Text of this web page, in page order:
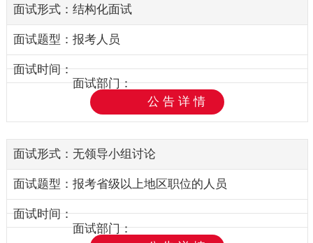
结构化面试
报考人员
公告详情
无领导小组讨论
报考省级以上地区职位的人员